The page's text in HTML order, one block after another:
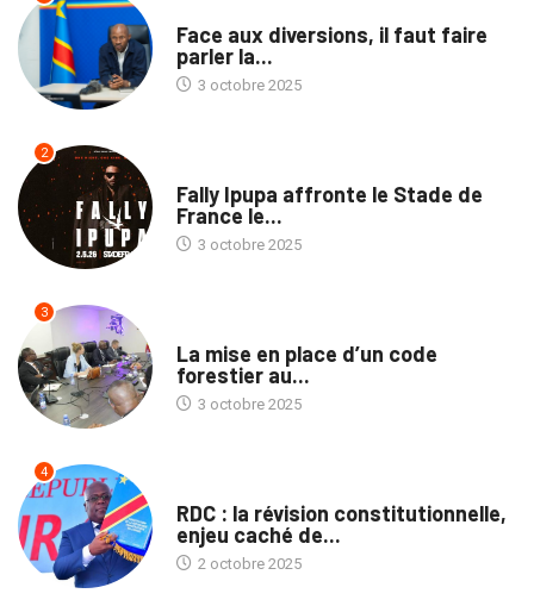
Face aux diversions, il faut faire
parler la...
3 octobre 2025
2
Fally Ipupa affronte le Stade de
France le...
3 octobre 2025
3
La mise en place d’un code
forestier au...
3 octobre 2025
4
RDC : la révision constitutionnelle,
enjeu caché de...
2 octobre 2025